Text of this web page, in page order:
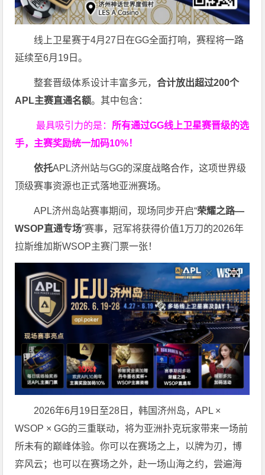
线上卫星赛于4月27日在GG全面打响，赛程将一路
延续至6月19日。
整套晋级体系设计丰富多元，合计放出超过200个
APL主赛直通名额。其中包含：
最具吸引力的是： 所有通过GG线上卫星赛晋级的选
手，主赛奖励统一加码10%！
依托APL济州站与GG的深度战略合作，这项世界级
顶级赛事资源也正式落地亚洲赛场。
APL济州岛站赛事期间，现场同步开启“荣耀之路—
WSOP直通专场”赛事，冠军将获得价值1万刀的2026年
拉斯维加斯WSOP主赛门票一张！
2026年6月19日至28日，韩国济州岛，APL ×
WSOP × GG的三重联动，将为亚洲扑克玩家带来一场前
所未有的巅峰体验。你可以在赛场之上，以牌为刃，博
弈风云；也可以在赛场之外，赴一场山海之约，尝遍海